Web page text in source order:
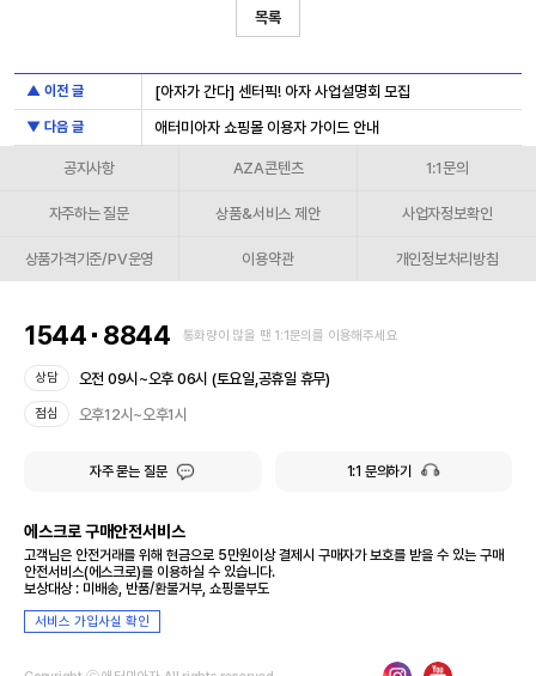
목록
▲ 이전 글 [아자가 간다] 센터픽! 아자 사업설명회 모집
▼ 다음 글 애터미아자 쇼핑몰 이용자 가이드 안내
공지사항 AZA콘텐츠 1:1문의
자주하는 질문 상품&서비스 제안 사업자정보확인
상품가격기준/PV운영 이용약관 개인정보처리방침
1544 8844 통화량이 많을 땐 1:1문의를 이용해주세요
상담 오전 09시~오후 06시 (토요일,공휴일 휴무)
점심 오후12시~오후1시
자주 묻는 질문 1:1 문의하기
에스크로 구매안전서비스
고객님은 안전거래를 위해 현금으로 5만원이상 결제시 구매자가 보호를 받을 수 있는 구매
안전서비스(에스크로)를 이용하실 수 있습니다.
보상대상 : 미배송, 반품/환불거부, 쇼핑몰부도
서비스 가입사실 확인